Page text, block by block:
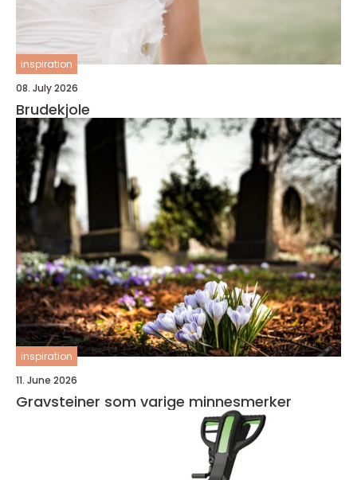
inspiration
08. July 2026
Brudekjole
inspiration
11. June 2026
Gravsteiner som varige minnesmerker